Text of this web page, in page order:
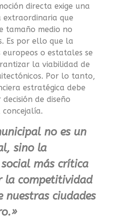
directa exige una
extraordinaria que
tamaño medio no
Es por ello que la
o estatales se
la viabilidad de
Por lo tanto,
estratégica debe
de diseño
no es un
sino la
más crítica
la competitividad
nuestras ciudades